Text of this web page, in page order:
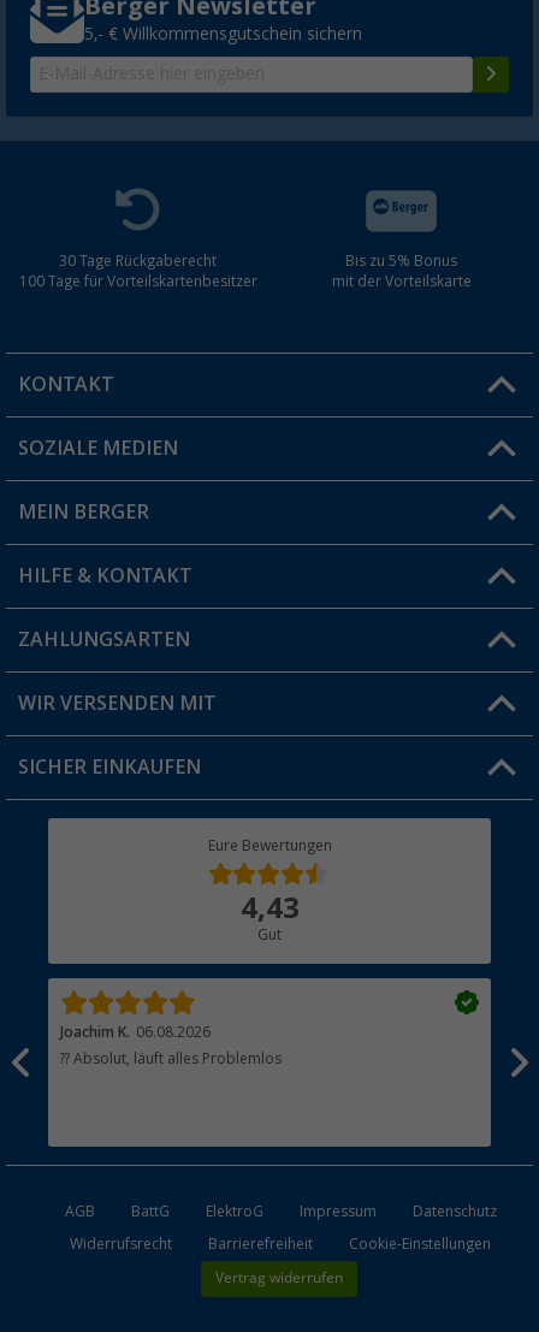
Berger Newsletter
5,- € Willkommensgutschein sichern
30 Tage Rückgaberecht
100 Tage für Vorteilskartenbesitzer
Bis zu 5% Bonus
mit der Vorteilskarte
KONTAKT
Du hast eine Frage?
Filiale finden
SOZIALE MEDIEN
MEIN BERGER
Vorteilskarte
Blog
Jobs & Karriere
HILFE & KONTAKT
FAQ & Kontakt
Versandinformationen
Rücksendung
ZAHLUNGSARTEN
WIR VERSENDEN MIT
SICHER EINKAUFEN
Eure Bewertungen
4,43
Gut
Joachim K. 06.08.2026
?? Absolut, läuft alles Problemlos
AGB BattG ElektroG Impressum
Datenschutz
Widerrufsrecht
Barrierefreiheit Cookie-Einstellungen
Vertrag widerrufen